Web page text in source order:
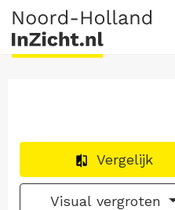
Vergelijk
Visual vergroten